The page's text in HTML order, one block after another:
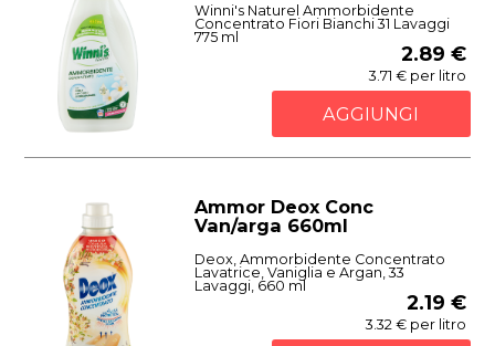
Winni's Naturel Ammorbidente
Concentrato Fiori Bianchi 31 Lavaggi
775 ml
2.89 €
3.71 € per litro
AGGIUNGI
Ammor Deox Conc
Van/arga 660ml
Deox, Ammorbidente Concentrato
Lavatrice, Vaniglia e Argan, 33
Lavaggi, 660 ml
2.19 €
3.32 € per litro